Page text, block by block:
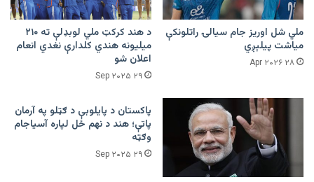
ملي شل اوریز جام سیالۍ راتلونکې
میاشت پیلېږي
۲۸ Apr ۲۰۲۶
د هند کرکټ ملي لوبډلې ته ۲۱۰
میلیونه هندي کلدارې نغدي انعام
اعلان شو
۲۹ Sep ۲۰۲۵
پاکستان د پایلوبې د ګټلو په آرمان
پاتې؛ هند د نهم ځل لپاره آسیاجام
وګټه
۲۹ Sep ۲۰۲۵